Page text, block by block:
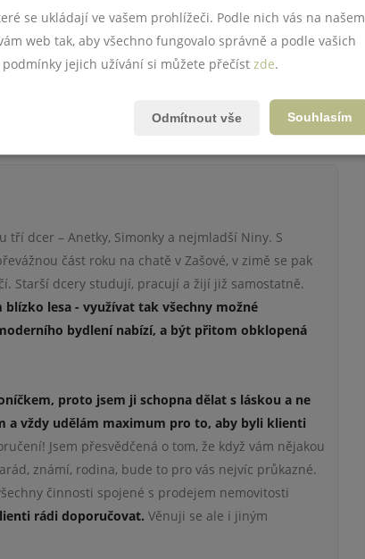
nevedou k nápravě, je možné požádat i o prodej
kroky, které by mohly vést k nápravě vztahů nebo
zvolte až jako poslední možnost, když už není jiná
tří dcer – Anetky, Simonky a nejmladší Niny. S
část roku na chatě v Zašové, v zimě se pak
Starší dcery studují, pracují a žijí již samostatně.
blízko lesa -využívat tak všechny možné
bydlenínabízí, a být přitom obklopená
proto jsem ji schopna dělat s láskou a ne
a vždy udělám maximum pro to, aby byli klienti
Jsem přesvědčená o tom, že když vám nějakou
známí, rodina, bude to pro vás nejvíc průkazné.
činnosti spojené s prodejem nemovitosti
rádi doporučovat.Věnuji se ale i jiným
se ukládají ve vašem prohlížeči. Podle nich vás na našem
web tak, aby všechno fungovalo správně a podle vašich
jejich užívání si můžete přečíst zde.
Souhlasím
Odmítnout vše